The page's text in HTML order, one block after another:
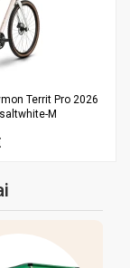
Territ Pro 2026
M